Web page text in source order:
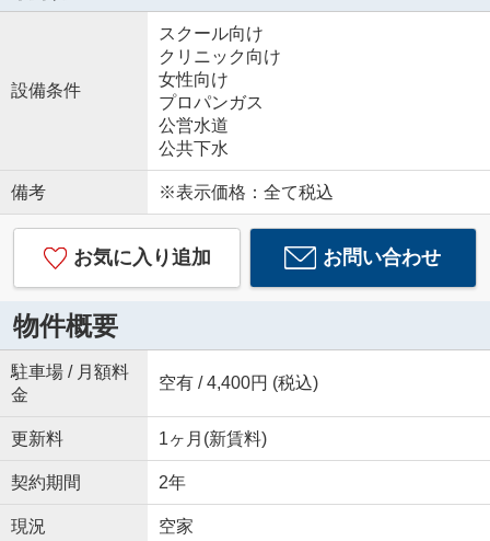
設備条件
スクール向け
クリニック向け
女性向け
プロパンガス
公営水道
公共下水
備考 ※表示価格：全て税込
お気に入り追加 お問い合わせ
物件概要
駐車場 / 月額料
金
空有 / 4,400円 (税込)
更新料 1ヶ月(新賃料)
契約期間 2年
現況 空家